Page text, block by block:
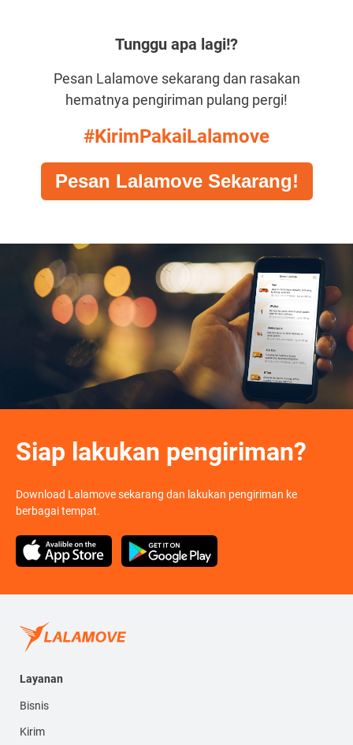
Tunggu apa lagi!?
Pesan Lalamove sekarang dan rasakan
hematnya pengiriman pulang pergi!
#KirimPakaiLalamove
Pesan Lalamove Sekarang!
Siap lakukan pengiriman?
Download Lalamove sekarang dan lakukan pengiriman ke
berbagai tempat.
Layanan
Bisnis
Kirim